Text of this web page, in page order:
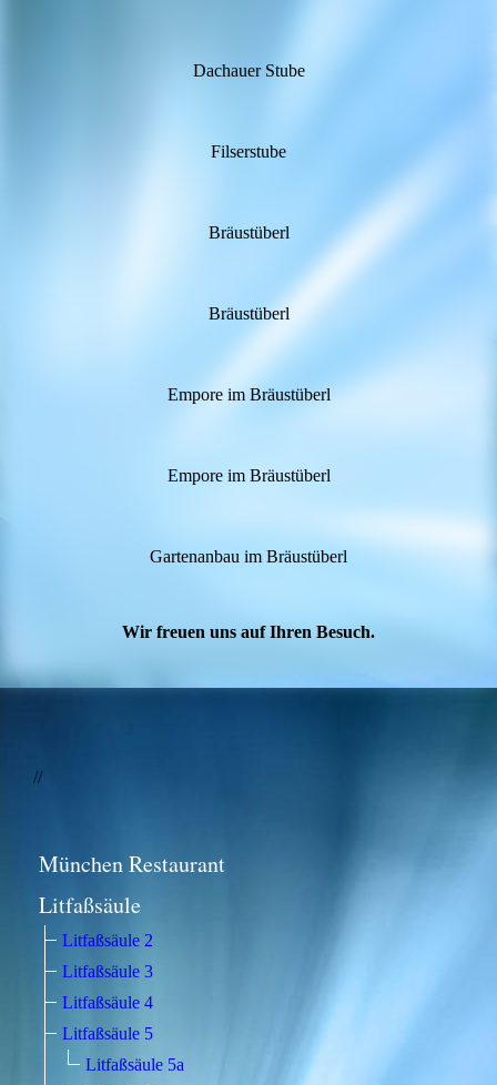
Dachauer Stube
Filserstube
Bräustüberl
Bräustüberl
Empore im Bräustüberl
Empore im Bräustüberl
Gartenanbau im Bräustüberl
Wir freuen uns auf Ihren Besuch.
//
München Restaurant
Litfaßsäule
Litfaßsäule 2
Litfaßsäule 3
Litfaßsäule 4
Litfaßsäule 5
Litfaßsäule 5a